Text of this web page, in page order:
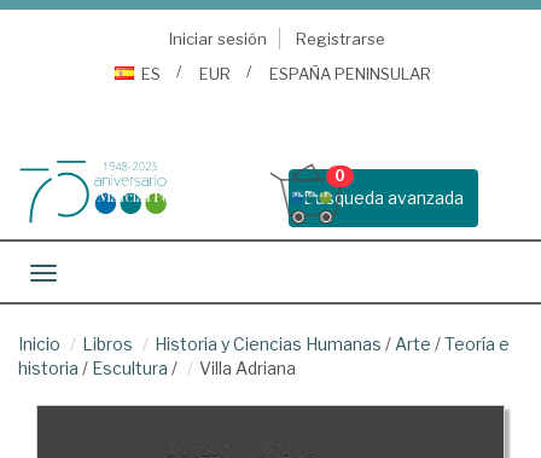
Iniciar sesión
Registrarse
ES
EUR ESPAÑA PENINSULAR
Busqueda avanzada
0
Toggle navigation
Inicio Libros Historia y Ciencias Humanas / Arte /Teoría e
historia / Escultura / Villa Adriana